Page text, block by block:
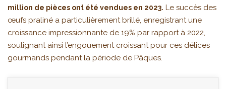
million de pièces ont été vendues en 2023. Le succès des
œufs praliné a particulièrement brillé, enregistrant une
croissance impressionnante de 19% par rapport à 2022,
soulignant ainsi l’engouement croissant pour ces délices
gourmands pendant la période de Pâques.